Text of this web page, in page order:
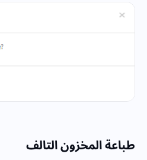
طباعة المخزون التالف